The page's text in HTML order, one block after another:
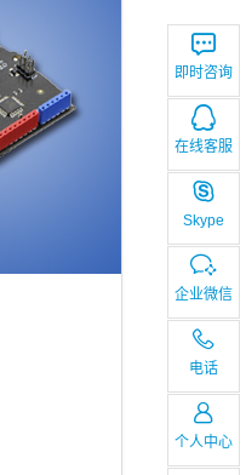
即时咨询
在线客服
Skype
企业微信
电话
个人中心